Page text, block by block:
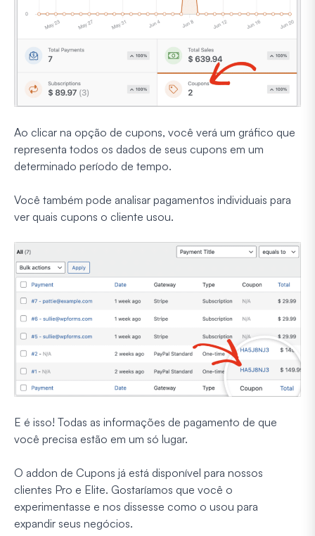
Ao clicar na opção de cupons, você verá um gráfico que
representa todos os dados de seus cupons em um
determinado período de tempo.
Você também pode analisar pagamentos individuais para
ver quais cupons o cliente usou.
E é isso! Todas as informações de pagamento de que
você precisa estão em um só lugar.
O addon de Cupons já está disponível para nossos
clientes Pro e Elite. Gostaríamos que você o
experimentasse e nos dissesse como o usou para
expandir seus negócios.